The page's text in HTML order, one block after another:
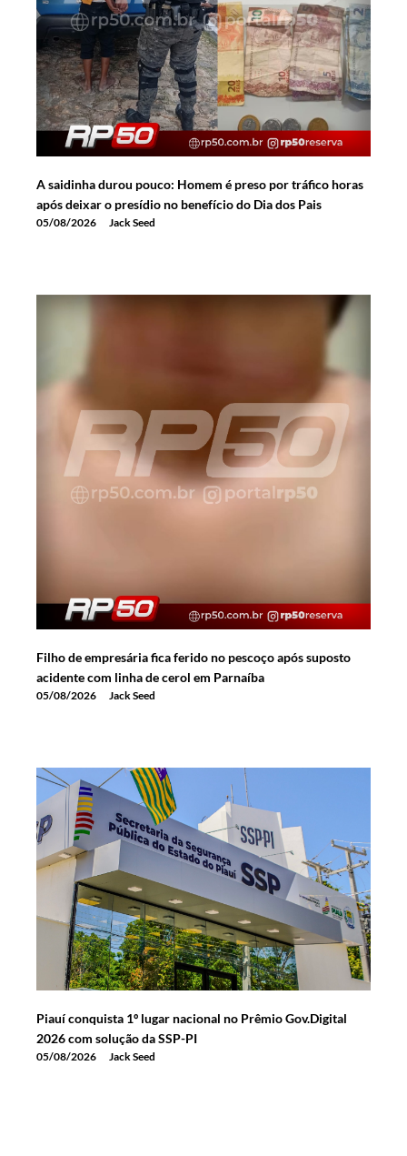
A saidinha durou pouco: Homem é preso por tráfico horas
após deixar o presídio no benefício do Dia dos Pais
05/08/2026 Jack Seed
Filho de empresária fica ferido no pescoço após suposto
acidente com linha de cerol em Parnaíba
05/08/2026 Jack Seed
Piauí conquista 1º lugar nacional no Prêmio Gov.Digital
2026 com solução da SSP-PI
05/08/2026 Jack Seed